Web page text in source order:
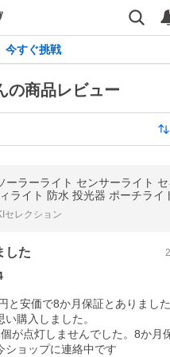
すぐ挑戦
の商品レビュー
ーラーライト センサーライト セ
ライト 防水 投光器 ポーチライ
照明 屋外 ソーラー発電 玄関灯 自動
セレクション
した
と安価で8か月保証とありまし
購入しました。
が点灯しませんでした。8か月
ショップに連絡中です